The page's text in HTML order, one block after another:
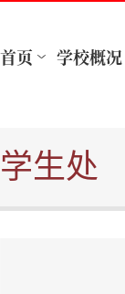
学生处